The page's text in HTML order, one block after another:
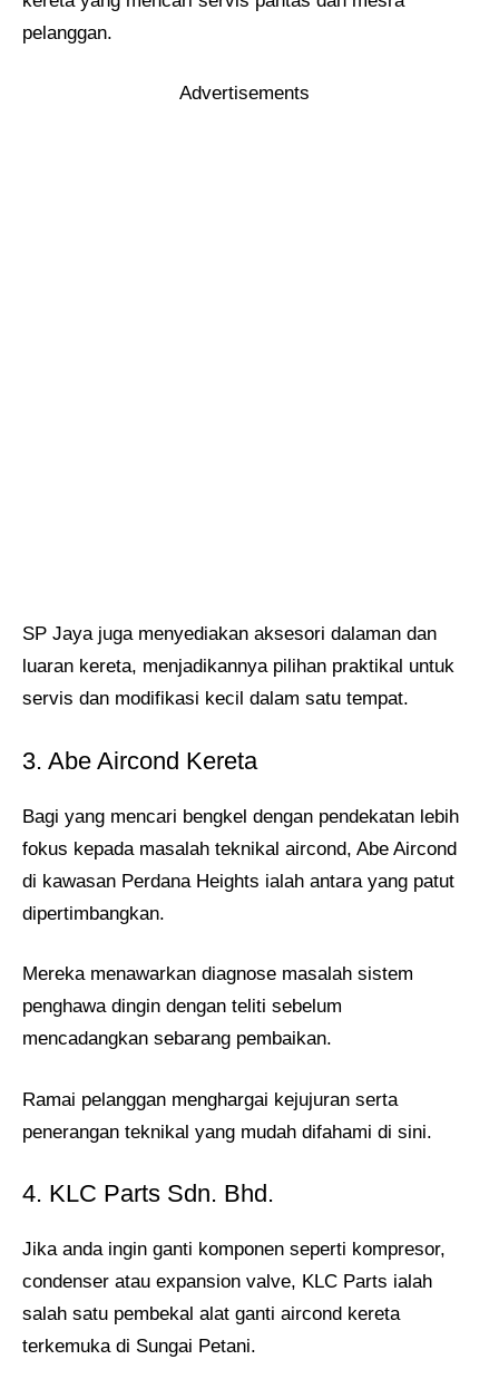
pelanggan.
Advertisements
SP Jaya juga menyediakan aksesori dalaman dan
luaran kereta, menjadikannya pilihan praktikal untuk
servis dan modifikasi kecil dalam satu tempat.
3. Abe Aircond Kereta
Bagi yang mencari bengkel dengan pendekatan lebih
fokus kepada masalah teknikal aircond, Abe Aircond
di kawasan Perdana Heights ialah antara yang patut
dipertimbangkan.
Mereka menawarkan diagnose masalah sistem
penghawa dingin dengan teliti sebelum
mencadangkan sebarang pembaikan.
Ramai pelanggan menghargai kejujuran serta
penerangan teknikal yang mudah difahami di sini.
4. KLC Parts Sdn. Bhd.
Jika anda ingin ganti komponen seperti kompresor,
condenser atau expansion valve, KLC Parts ialah
salah satu pembekal alat ganti aircond kereta
terkemuka di Sungai Petani.